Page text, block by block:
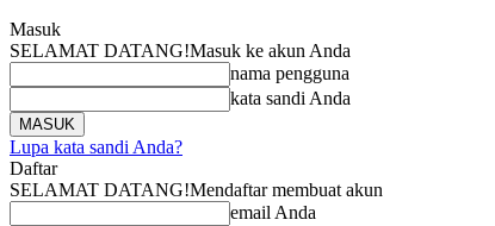
Masuk
SELAMAT DATANG!Masuk ke akun Anda
nama pengguna
kata sandi Anda
Lupa kata sandi Anda?
Daftar
SELAMAT DATANG!Mendaftar membuat akun
email Anda